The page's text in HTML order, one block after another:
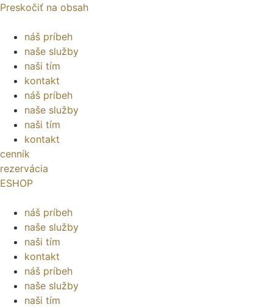
Preskočiť na obsah
náš príbeh
naše služby
naši tím
kontakt
náš príbeh
naše služby
naši tím
kontakt
cenník
rezervácia
ESHOP
náš príbeh
naše služby
naši tím
kontakt
náš príbeh
naše služby
naši tím